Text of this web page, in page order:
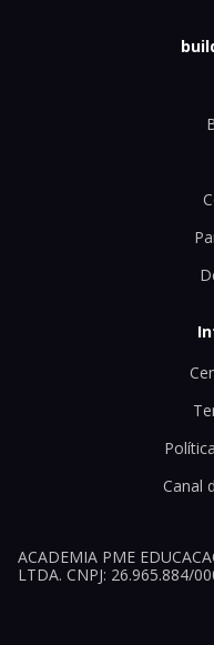
Canal
ACADEMIA PME
LTDA. CNPJ: 26.965.884/